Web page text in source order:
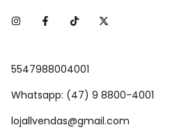
5547988004001
Whatsapp: (47) 9 8800-4001
lojallvendas@gmail.com